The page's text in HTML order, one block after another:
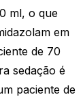
ml, o que
em
de 70
sedação é
paciente de